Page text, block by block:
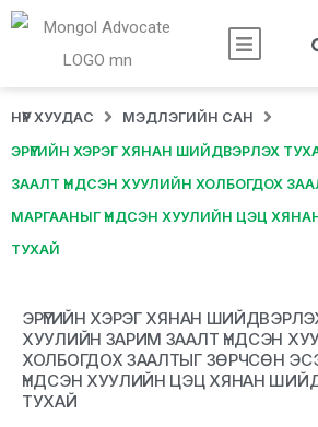
НҮҮР ХУУДАС МЭДЛЭГИЙН САН
ЭРҮҮГИЙН ХЭРЭГ ХЯНАН ШИЙДВЭРЛЭХ
ЗААЛТ ҮНДСЭН ХУУЛИЙН ХОЛБОГДОХ
МАРГААНЫГ ҮНДСЭН ХУУЛИЙН ЦЭЦ
ТУХАЙ
ЭРҮҮГИЙН ХЭРЭГ ХЯНАН
ХУУЛИЙН ЗАРИМ ЗААЛТ ҮНДСЭН
ХОЛБОГДОХ ЗААЛТЫГ ЗӨРЧСӨН
ҮНДСЭН ХУУЛИЙН ЦЭЦ ХЯНАН
ТУХАЙ